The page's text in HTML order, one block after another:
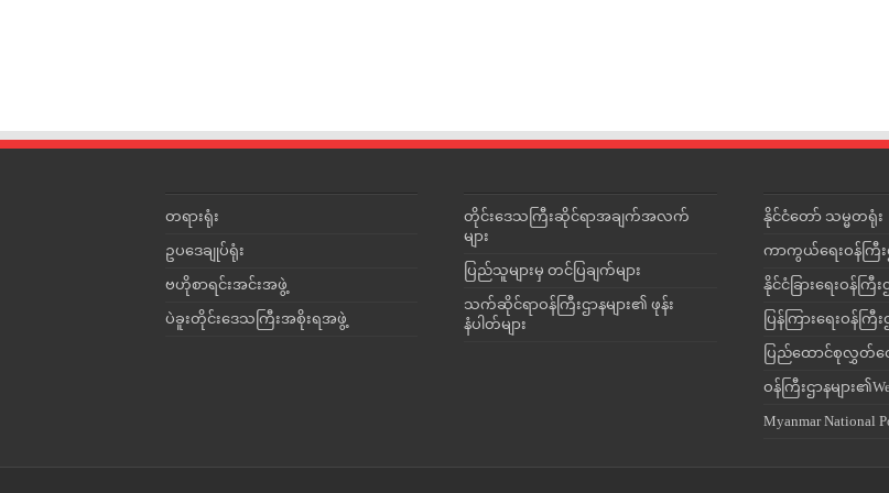
တရားရုံး
ဥပဒေချုပ်ရုံး
ဗဟိုစာရင်းအင်းအဖွဲ့
ပဲခူးတိုင်းဒေသကြီးအစိုးရအဖွဲ့
တိုင်းဒေသကြီးဆိုင်ရာအချက်အလက်
များ
ပြည်သူများမှ တင်ပြချက်များ
သက်ဆိုင်ရာဝန်ကြီးဌာနများ၏ ဖုန်း
နံပါတ်များ
နိုင်ငံတော် သမ္မတရုံး
ကာကွယ်ရေးဝန်ကြီး
နိုင်ငံခြားရေးဝန်ကြီး
ပြန်ကြားရေးဝန်ကြီး
ပြည်ထောင်စုလွှတ်တ
ဝန်ကြီးဌာနများ၏
Myanmar National